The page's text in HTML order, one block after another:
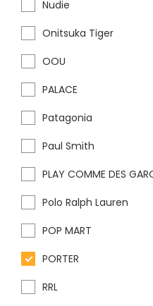
Nudie
Onitsuka Tiger
OOU
PALACE
Patagonia
Paul Smith
PLAY COMME DES
Polo Ralph Lauren
POP MART
PORTER
RRL